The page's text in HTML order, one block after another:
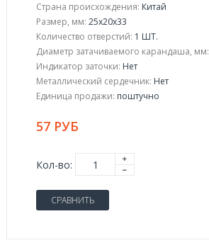
Страна происхождения: Китай
Размер, мм: 25x20x33
Количество отверстий: 1 ШТ.
Диаметр затачиваемого карандаша, мм:
Индикатор заточки: Нет
Металлический сердечник: Нет
Единица продажи: поштучно
57 РУБ
Кол-во:
СРАВНИТЬ